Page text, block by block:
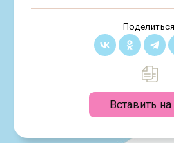
Вставить